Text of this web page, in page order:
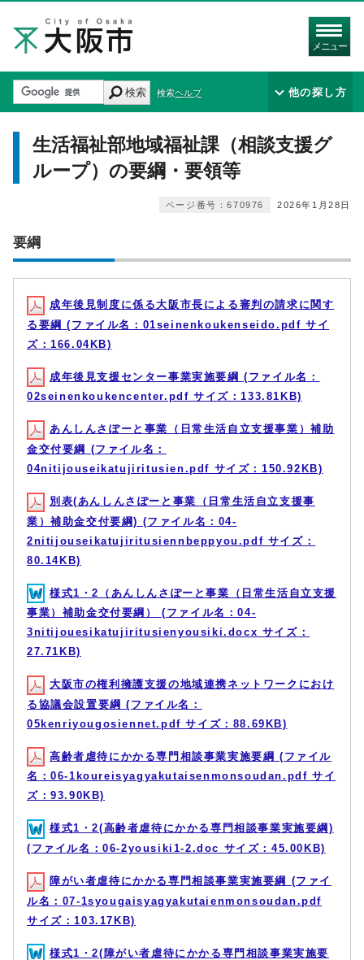
メニュー
検索 検索ヘルプ 他の探し方
生活福祉部地域福祉課（相談支援グ
ループ）の要綱・要領等
2026年1月28日
ページ番号：670976
要綱
成年後見制度に係る大阪市長による審判の請求に関す
る要綱 (ファイル名：01seinenkoukenseido.pdf サイ
ズ：166.04KB)
成年後見支援センター事業実施要綱 (ファイル名：
02seinenkoukencenter.pdf サイズ：133.81KB)
あんしんさぽーと事業（日常生活自立支援事業）補助
金交付要綱 (ファイル名：
04nitijouseikatujiritusien.pdf サイズ：150.92KB)
別表(あんしんさぽーと事業（日常生活自立支援事
業）補助金交付要綱) (ファイル名：04-
2nitijouseikatujiritusiennbeppyou.pdf サイズ：
80.14KB)
様式1・2（あんしんさぽーと事業（日常生活自立支援
事業）補助金交付要綱） (ファイル名：04-
3nitijouesikatujiritusienyousiki.docx サイズ：
27.71KB)
大阪市の権利擁護支援の地域連携ネットワークにおけ
る協議会設置要綱 (ファイル名：
05kenriyougosiennet.pdf サイズ：88.69KB)
高齢者虐待にかかる専門相談事業実施要綱 (ファイル
名：06-1koureisyagyakutaisenmonsoudan.pdf サイ
ズ：93.90KB)
様式1・2(高齢者虐待にかかる専門相談事業実施要綱)
(ファイル名：06-2yousiki1-2.doc サイズ：45.00KB)
障がい者虐待にかかる専門相談事業実施要綱 (ファイ
ル名：07-1syougaisyagyakutaienmonsoudan.pdf
サイズ：103.17KB)
様式1・2(障がい者虐待にかかる専門相談事業実施要